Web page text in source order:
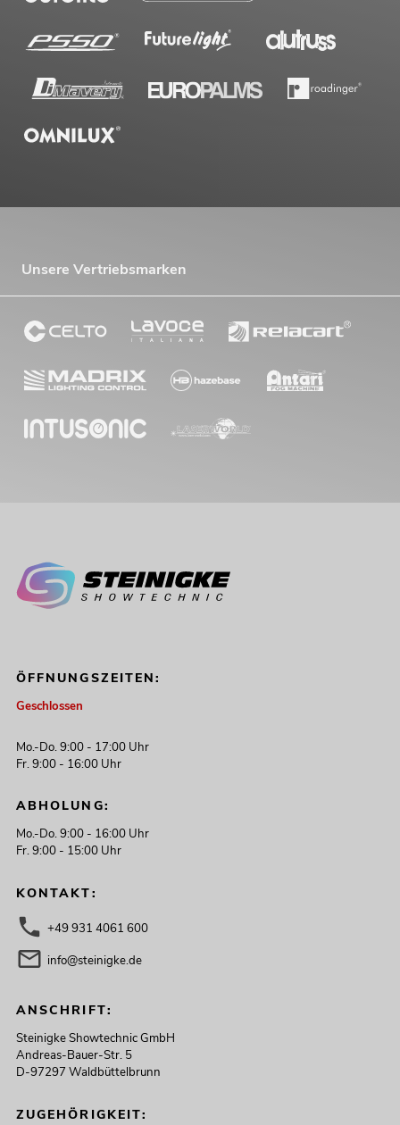
Unsere Vertriebsmarken
ÖFFNUNGSZEITEN:
Geschlossen
Mo.-Do. 9:00 - 17:00 Uhr
Fr. 9:00 - 16:00 Uhr
ABHOLUNG:
Mo.-Do. 9:00 - 16:00 Uhr
Fr. 9:00 - 15:00 Uhr
KONTAKT:
+49 931 4061 600
info@steinigke.de
ANSCHRIFT:
Steinigke Showtechnic GmbH
Andreas-Bauer-Str. 5
D-97297 Waldbüttelbrunn
ZUGEHÖRIGKEIT: